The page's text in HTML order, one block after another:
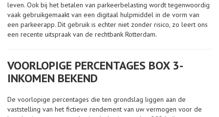
leven. Ook bij het betalen van parkeerbelasting wordt tegenwoordig
vaak gebruikgemaakt van een digitaal hulpmiddel in de vorm van
een parkeerapp. Dit gebruik is echter niet zonder risico, zo leert ons
een recente uitspraak van de rechtbank Rotterdam.
VOORLOPIGE PERCENTAGES BOX 3-
INKOMEN BEKEND
De voorlopige percentages die ten grondslag liggen aan de
vaststelling van het fictieve rendement van uw vermogen voor de